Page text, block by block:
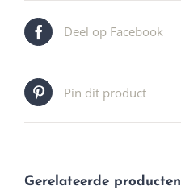
Deel op Facebook
Pin dit product
Gerelateerde producten